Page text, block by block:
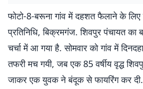
फोटो-8-बरूना गांव में दहशत फैलाने के लिए
प्रतिनिधि, बिक्रमगंज. शिवपुर पंचायत का
चर्चा में आ गया है. सोमवार को गांव में
तफरी मच गयी, जब एक 85 वर्षीय वृद्ध
जाकर एक युवक ने बंदूक से फायरिंग कर